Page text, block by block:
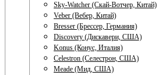
Sky-Watcher (Скай-Вотчер, Китай)
Veber (Вебер, Китай)
Bresser (Брессер, Германия)
Discovery (Дискавери, США)
Konus (Конус, Италия)
Celestron (Селестрон, США)
Meade (Мид, США)